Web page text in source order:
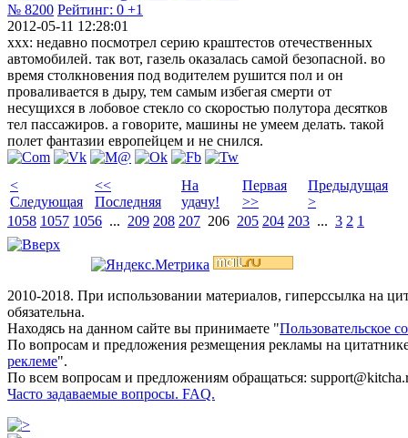
№ 8200 Рейтинг: 0 +1
2012-05-11 12:28:01
xxx: недавно посмотрел серию краштестов отечественных
автомобилей. так вот, газель оказалась самой безопасной. во
время столкновения под водителем рушится пол и он
проваливается в дыру, тем самым избегая смерти от
несущихся в лобовое стекло со скоростью полутора десятков
тел пассажиров. а говорите, машины не умеем делать. такой
полет фантазии европейцем и не снился.
<
Следующая
<<
Последняя
На
удачу!
Первая
>>
Предыдущая
>
1058 1057 1056 ... 209 208 207 206 205 204 203 ... 3 2 1
2010-2018. При использовании материалов, гиперссылка на
обязательна.
Находясь на данном сайте вы принимаете "Пользовательское
По вопросам и предложения резмещения рекламы на
реклеме".
По всем вопросам и предложениям обращаться:
Часто задаваемые вопросы. FAQ.